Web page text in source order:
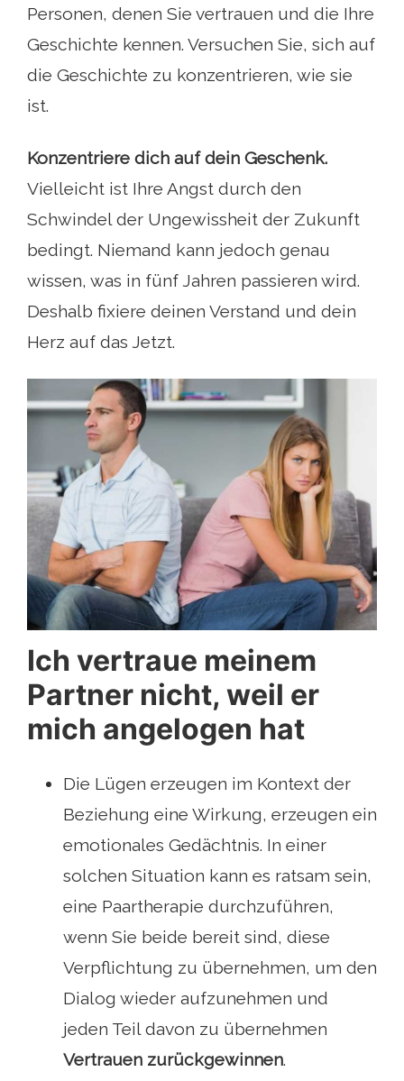
Personen, denen Sie vertrauen und die Ihre
Geschichte kennen. Versuchen Sie, sich auf
die Geschichte zu konzentrieren, wie sie
ist.
Konzentriere dich auf dein Geschenk.
Vielleicht ist Ihre Angst durch den
Schwindel der Ungewissheit der Zukunft
bedingt. Niemand kann jedoch genau
wissen, was in fünf Jahren passieren wird.
Deshalb fixiere deinen Verstand und dein
Herz auf das Jetzt.
Ich vertraue meinem
Partner nicht, weil er
mich angelogen hat
Die Lügen erzeugen im Kontext der
Beziehung eine Wirkung, erzeugen ein
emotionales Gedächtnis. In einer
solchen Situation kann es ratsam sein,
eine Paartherapie durchzuführen,
wenn Sie beide bereit sind, diese
Verpflichtung zu übernehmen, um den
Dialog wieder aufzunehmen und
jeden Teil davon zu übernehmen
Vertrauen zurückgewinnen.